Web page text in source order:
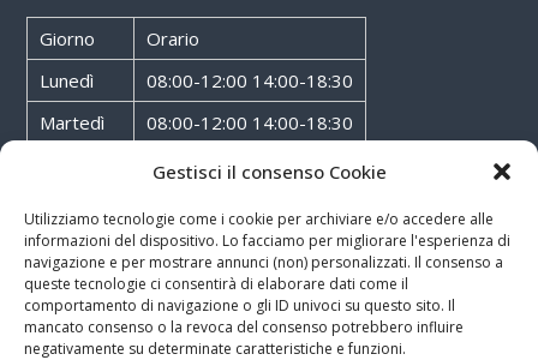
Gestisci il consenso Cookie
Utilizziamo tecnologie come i cookie per archiviare e/o accedere alle
informazioni del dispositivo. Lo facciamo per migliorare l'esperienza di
navigazione e per mostrare annunci (non) personalizzati. Il consenso a
queste tecnologie ci consentirà di elaborare dati come il
comportamento di navigazione o gli ID univoci su questo sito. Il
mancato consenso o la revoca del consenso potrebbero influire
negativamente su determinate caratteristiche e funzioni.
Giorno
Orario
Lunedì
08:00-12:00 14:00-18:30
Martedì
08:00-12:00 14:00-18:30
08:00-12:00 14:00-18:30
Giovedì
08:00-12:00 14:00-18:30
Venerdì
08:00-12:00 14:00-18:30
Sabato
08:00-12:00